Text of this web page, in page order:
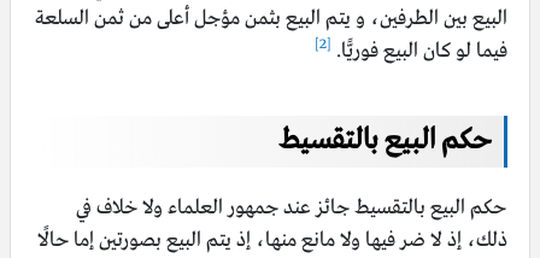
البيع بين الطرفين، و يتم البيع بثمن مؤجل أعلى من ثمن السلعة
فيما لو كان البيع فوريًّا. [2]
حكم البيع بالتقسيط
حكم البيع بالتقسيط جائز عند جمهور العلماء ولا خلاف في
ذلك، إذ لا ضر فيها ولا مانع منها، إذ يتم البيع بصورتين إما حالًا